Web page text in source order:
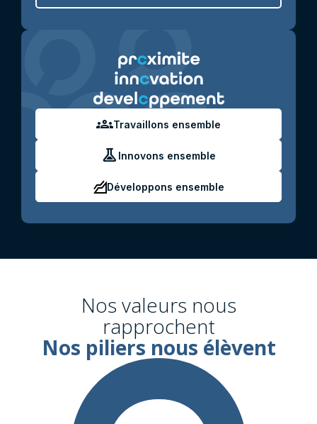
groupsTravaillons ensemble
experiment Innovons ensemble
Développons ensemble
Nos valeurs nous
rapprochent
Nos piliers nous élèvent